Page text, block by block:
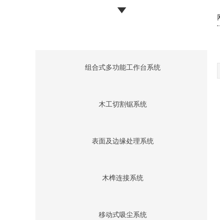
组合式多功能工作台系统
木工切割锯系统
表面及边缘处理系统
木榫连接系统
移动式吸尘系统